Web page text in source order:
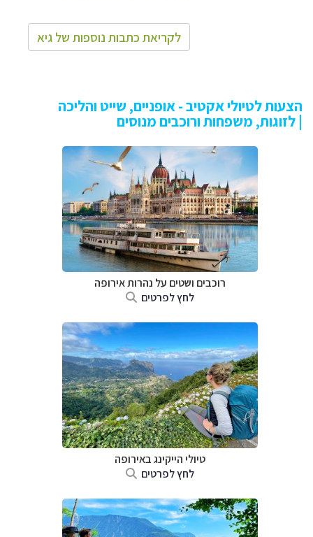
לקריאת כתבות נוספות של גיא
הצעות לטיולי אקטיב - אופניים, שייט והליכה
| לזוגות, משפחות ורוכבים מנוסים
רוכבים ושטים על נהרות אירופה
לחץ לפרטים
טיולי הייקינג באירופה
לחץ לפרטים